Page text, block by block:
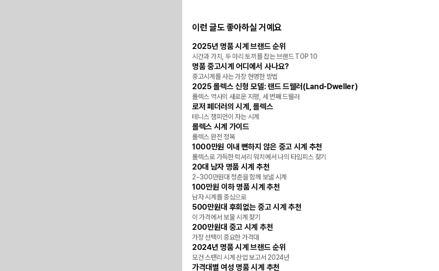
이런 글도 좋아하실 거예요
MD Pick 타임피스
2025년 명품 시계 브랜드 순위
시간과 가치, 두 마리 토끼를 잡는 브랜드 TOP 10
MD Pick 타임피스
명품 중고시계 어디에서 사나요?
중고시계를 사는 가장 현명한 방법
타임피스
2025 롤렉스 신형 모델: 랜드 드웰러(Land-Dweller)
롤렉스 역사의 새로운 지평, 세 번째 드웰러
타임피스
로저 페더러의 시계, 롤렉스
테니스 챔피언이 차는 시계
타임피스
롤렉스 시계 가이드
롤렉스 완전 정복
타임피스
1000만원 이내 뻔하지 않은 중고 시계 추천
롤렉스로 가득한 럭셔리 워치에서 나의 타임피스 찾기
타임피스
20대 남자 명품 시계 추천
2~300만원대 청춘을 함께 보낼 시계
타임피스
100만원 이하 명품 시계 추천
남자 시계를 중심으로
타임피스
500만원대 후회없는 중고 시계 추천
이 가격에서 보물 시계 찾기
타임피스
200만원대 중고 시계 추천
가장 선택이 중요한 가격대
타임피스
2024년 명품 시계 브랜드 순위
모건 스탠리 시계 산업 보고서 2024년
가격대별 여성 명품 시계 추천